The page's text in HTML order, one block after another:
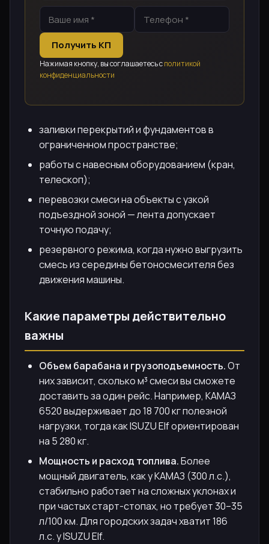
Получить КП
Нажимая кнопку, вы соглашаетесь сполитикой
конфиденциальности
заливки перекрытий и фундаментов в
ограниченном пространстве;
работы с навесным оборудованием (кран,
телескоп);
перевозки смеси на объекты с узкой
подъездной зоной — лента допускает
точную подачу;
резервного режима, когда нужно выгрузить
смесь из середины бетоносмесителя без
движения машины.
Какие параметры действительно
важны
Объем барабана и грузоподъемность.От
них зависит, сколько м³ смеси вы сможете
доставить за один рейс. Например, КАМАЗ
6520 выдерживает до 18 700 кг полезной
нагрузки, тогда как ISUZU Elf ориентирован
на 5 280 кг.
Мощность и расход топлива.Более
мощный двигатель, как у КАМАЗ (300 л.с.),
стабильно работает на сложных уклонах и
при частых старт-стопах, но требует 30–35
л/100 км. Для городских задач хватит 186
л.с. у ISUZU Elf.